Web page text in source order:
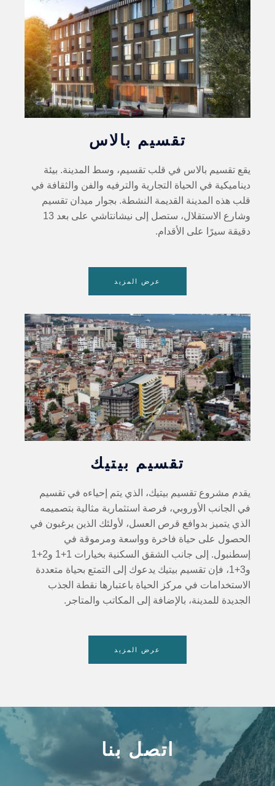
تقسيم بالاس
يقع تقسيم بالاس في قلب تقسيم، وسط المدينة. بيئة
ديناميكية في الحياة التجارية والترفيه والفن والثقافة في
قلب هذه المدينة القديمة النشطة. بجوار ميدان تقسيم
وشارع الاستقلال، ستصل إلى نيشانتاشي على بعد 13
دقيقة سيرًا على الأقدام.
عرض المزيد
تقسيم بيتيك
يقدم مشروع تقسيم بيتيك، الذي يتم إحياءه في تقسيم
في الجانب الأوروبي، فرصة استثمارية مثالية بتصميمه
الذي يتميز بدوافع قرص العسل، لأولئك الذين يرغبون في
الحصول على حياة فاخرة وواسعة ومرموقة في
إسطنبول. إلى جانب الشقق السكنية بخيارات 1+1 و2+1
و3+1، فإن تقسيم بيتيك يدعوك إلى التمتع بحياة متعددة
الاستخدامات في مركز الحياة باعتبارها نقطة الجذب
الجديدة للمدينة، بالإضافة إلى المكاتب والمتاجر.
عرض المزيد
اتصل بنا